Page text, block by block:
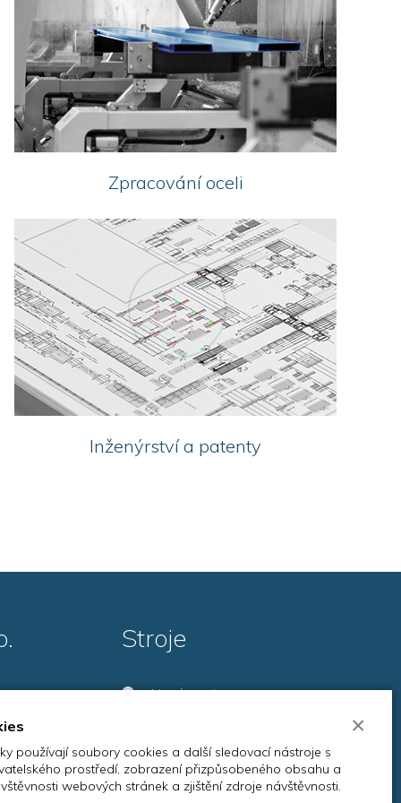
Zpracování oceli
Inženýrství a patenty
Stroje
Nové stroje
Servis
používají soubory cookies a další sledovací nástroje s
prostředí, zobrazení přizpůsobeného obsahu a
webových stránek a zjištění zdroje návštěvnosti.
×